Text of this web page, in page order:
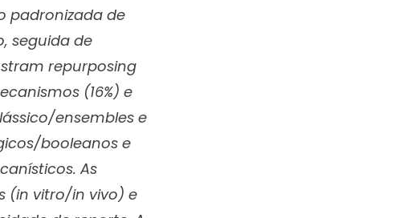
padronizada de
seguida de
repurposing
(16%) e
ensembles e
booleanos e
As
(in vitro/in vivo) e